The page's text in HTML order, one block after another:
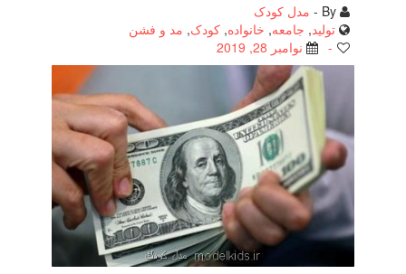
مدل کودک
جامعه,خانواده, کودک,مد و فشن
نوامبر 28, 2019